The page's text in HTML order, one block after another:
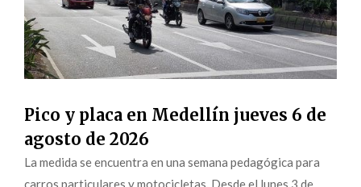
Pico y placa en Medellín jueves 6 de
agosto de 2026
La medida se encuentra en una semana pedagógica para
carros particulares y motocicletas. Desde el lunes 3 de